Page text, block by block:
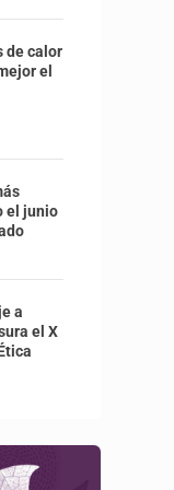
de calor
el
el junio
a
el X